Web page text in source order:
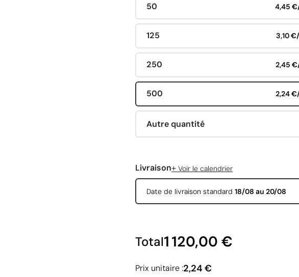
50 4,45
125 3,10
250 2,45
500 2,24
Autre quantité
Livraison+ Voir le calendrier
Date de livraison standard 18/08 au 20/08
Total1 120,00 €
Prix unitaire :2,24 €